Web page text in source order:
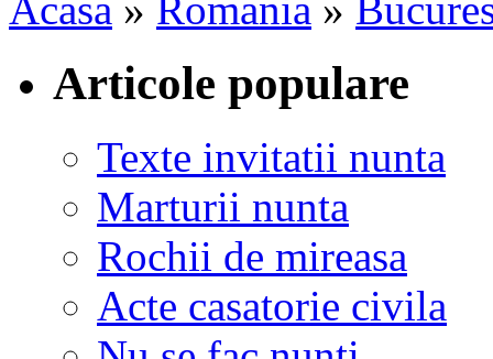
Articole populare
Texte invitatii nunta
Marturii nunta
Rochii de mireasa
Acte casatorie civila